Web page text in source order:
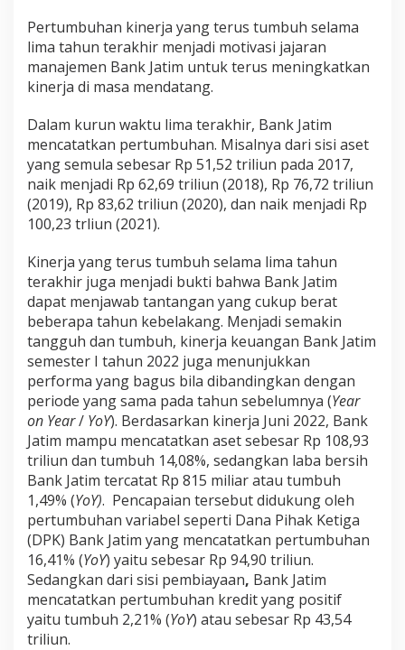
Pertumbuhan kinerja yang terus tumbuh selama
lima tahun terakhir menjadi motivasi jajaran
manajemen Bank Jatim untuk terus meningkatkan
kinerja di masa mendatang.
Dalam kurun waktu lima terakhir, Bank Jatim
mencatatkan pertumbuhan. Misalnya dari sisi aset
yang semula sebesar Rp 51,52 triliun pada 2017,
naik menjadi Rp 62,69 triliun (2018), Rp 76,72 triliun
(2019), Rp 83,62 triliun (2020), dan naik menjadi Rp
100,23 trliun (2021).
Kinerja yang terus tumbuh selama lima tahun
terakhir juga menjadi bukti bahwa Bank Jatim
dapat menjawab tantangan yang cukup berat
beberapa tahun kebelakang. Menjadi semakin
tangguh dan tumbuh, kinerja keuangan Bank Jatim
semester I tahun 2022 juga menunjukkan
performa yang bagus bila dibandingkan dengan
periode yang sama pada tahun sebelumnya (Year
on Year/ YoY). Berdasarkan kinerja Juni 2022, Bank
Jatim mampu mencatatkan aset sebesar Rp 108,93
triliun dan tumbuh 14,08%, sedangkan laba bersih
Bank Jatim tercatat Rp 815 miliar atau tumbuh
1,49% (YoY). Pencapaian tersebut didukung oleh
pertumbuhan variabel seperti Dana Pihak Ketiga
(DPK) Bank Jatim yang mencatatkan pertumbuhan
16,41% (YoY) yaitu sebesar Rp 94,90 triliun.
Sedangkan dari sisi pembiayaan, Bank Jatim
mencatatkan pertumbuhan kredit yang positif
yaitu tumbuh 2,21% (YoY) atau sebesar Rp 43,54
triliun.